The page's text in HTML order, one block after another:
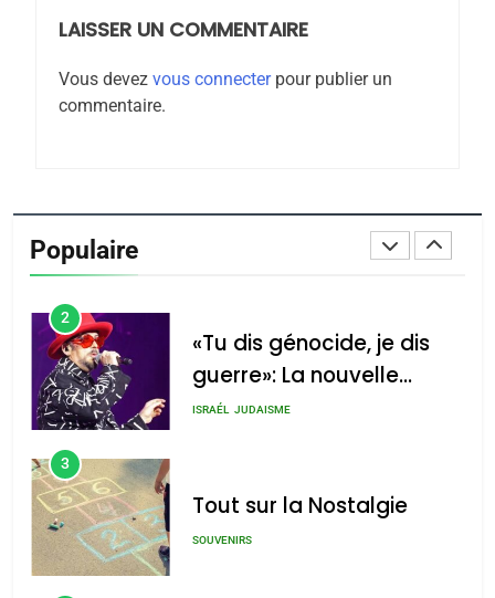
LAISSER UN COMMENTAIRE
Vous devez vous connecterpour publier un
commentaire.
Populaire
8
Tafraout, le miel de Tadla
2
«Tu dis génocide, je dis
guerre»: La nouvelle
chanson de Boy George
ISRAÉL JUDAISME
3
Tout sur la Nostalgie
SOUVENIRS